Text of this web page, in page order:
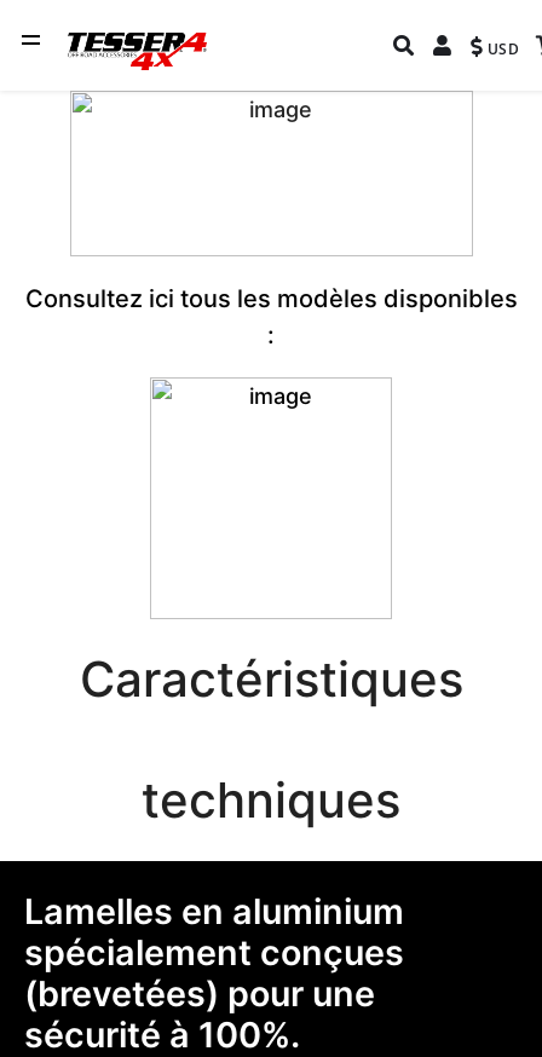
USD
Consultez ici tous les modèles disponibles
:
Caractéristiques
techniques
Lamelles en aluminium
spécialement conçues
(brevetées) pour une
sécurité à 100%.